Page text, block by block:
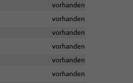
vorhanden
vorhanden
vorhanden
vorhanden
vorhanden
vorhanden